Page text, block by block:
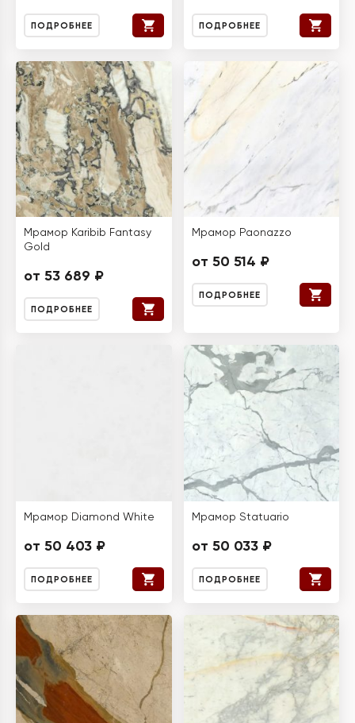
ПОДРОБНЕЕ ПОДРОБНЕЕ
Мрамор Karibib Fantasy
Gold
от 53 689 ₽
ПОДРОБНЕЕ
Мрамор Paonazzo
от 50 514 ₽
ПОДРОБНЕЕ
Мрамор Diamond White
от 50 403 ₽
ПОДРОБНЕЕ
Мрамор Statuario
от 50 033 ₽
ПОДРОБНЕЕ